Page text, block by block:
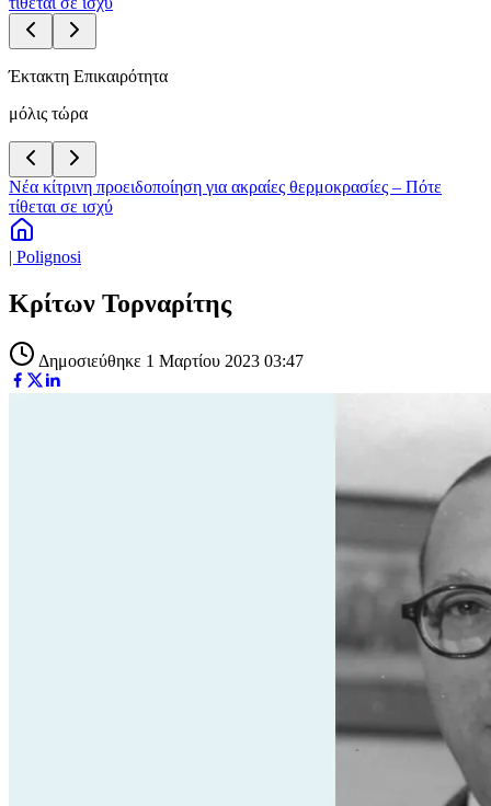
Έκτακτη Επικαιρότητα
μόλις τώρα
Νέα κίτρινη προειδοποίηση για ακραίες θερμοκρασίες – Πότε
τίθεται σε ισχύ
| Polignosi
Κρίτων Τορναρίτης
Δημοσιεύθηκε 1 Μαρτίου 2023 03:47